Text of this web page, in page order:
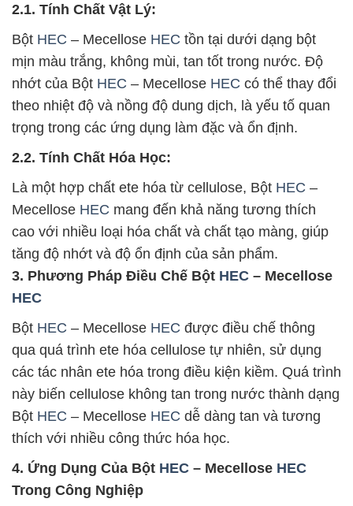
2.1. Tính Chất Vật Lý:
Bột HEC – Mecellose HEC tồn tại dưới dạng bột
mịn màu trắng, không mùi, tan tốt trong nước. Độ
nhớt của Bột HEC – Mecellose HEC có thể thay đổi
theo nhiệt độ và nồng độ dung dịch, là yếu tố quan
trọng trong các ứng dụng làm đặc và ổn định.
2.2. Tính Chất Hóa Học:
Là một hợp chất ete hóa từ cellulose, Bột HEC –
Mecellose HEC mang đến khả năng tương thích
cao với nhiều loại hóa chất và chất tạo màng, giúp
tăng độ nhớt và độ ổn định của sản phẩm.
3. Phương Pháp Điều Chế Bột HEC – Mecellose
HEC
Bột HEC – Mecellose HEC được điều chế thông
qua quá trình ete hóa cellulose tự nhiên, sử dụng
các tác nhân ete hóa trong điều kiện kiềm. Quá trình
này biến cellulose không tan trong nước thành dạng
Bột HEC – Mecellose HEC dễ dàng tan và tương
thích với nhiều công thức hóa học.
4. Ứng Dụng Của Bột HEC – Mecellose HEC
Trong Công Nghiệp